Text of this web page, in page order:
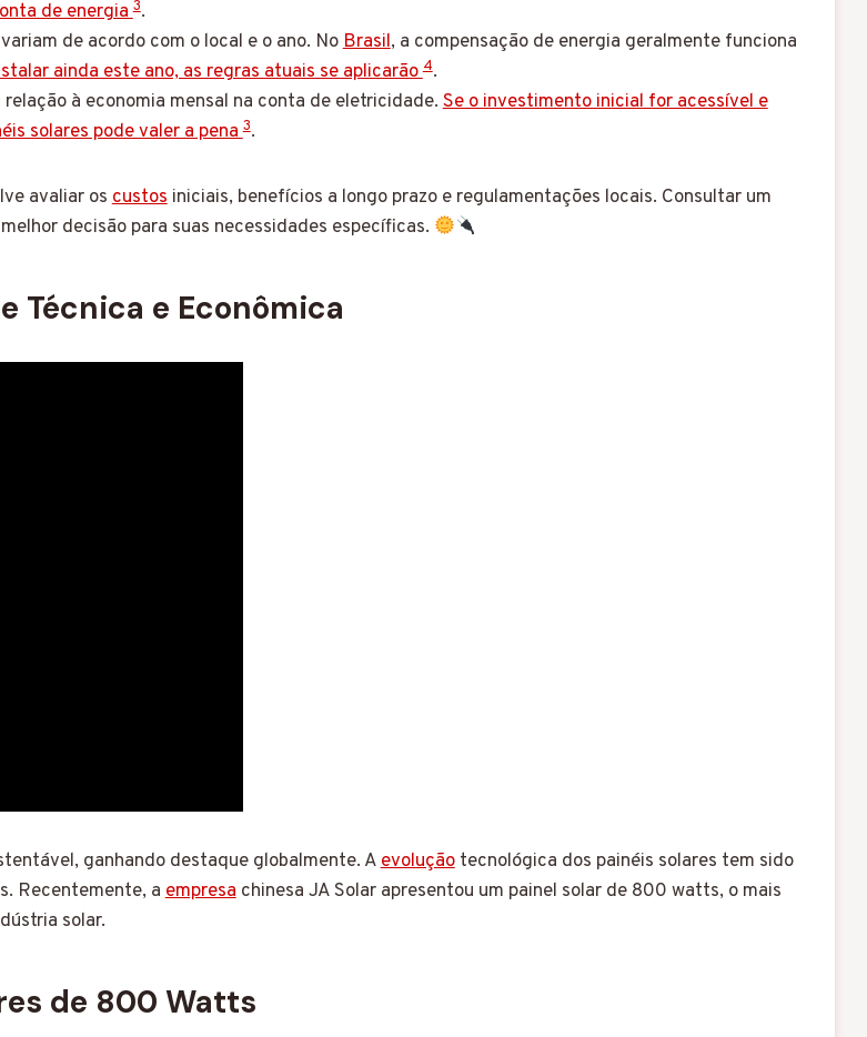
de energia3.
de acordo com o local e o ano. NoBrasil, a compensação de energia geralmente funciona
ainda este ano, as regras atuais se aplicarão4.
relação à economia mensal na conta de eletricidade.Se o investimento inicial for acessível e
solares pode valer a pena3.
avaliar oscustosiniciais, benefícios a longo prazo e regulamentações locais. Consultar um
decisão para suas necessidades específicas.
Técnica e Econômica
ganhando destaque globalmente. Aevoluçãotecnológica dos painéis solares tem sido
Recentemente, aempresachinesa JA Solar apresentou um painel solar de 800 watts, o mais
solar.
de 800 Watts